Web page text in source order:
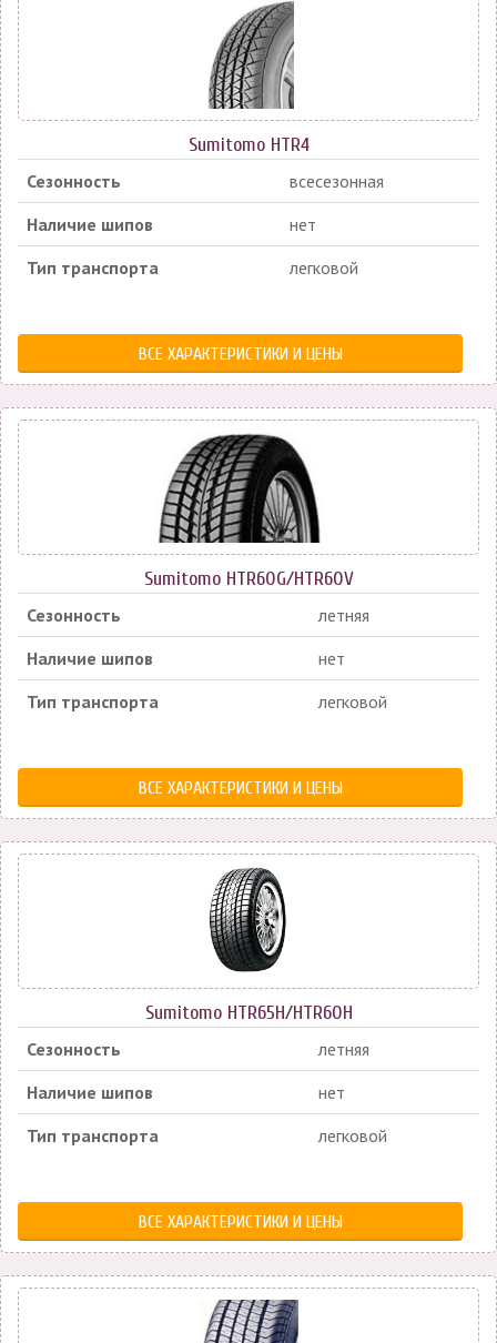
Sumitomo HTR4
Сезонность
всесезонная
Наличие шипов
нет
Тип транспорта
легковой
ВСЕ ХАРАКТЕРИСТИКИ И ЦЕНЫ
Sumitomo HTR60G/HTR60V
Сезонность
летняя
Наличие шипов
нет
Тип транспорта
легковой
ВСЕ ХАРАКТЕРИСТИКИ И ЦЕНЫ
Sumitomo HTR65H/HTR60H
Сезонность
летняя
Наличие шипов
нет
Тип транспорта
легковой
ВСЕ ХАРАКТЕРИСТИКИ И ЦЕНЫ